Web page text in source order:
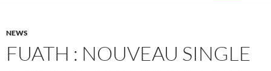
NEWS
FUATH : NOUVEAU SINGLE